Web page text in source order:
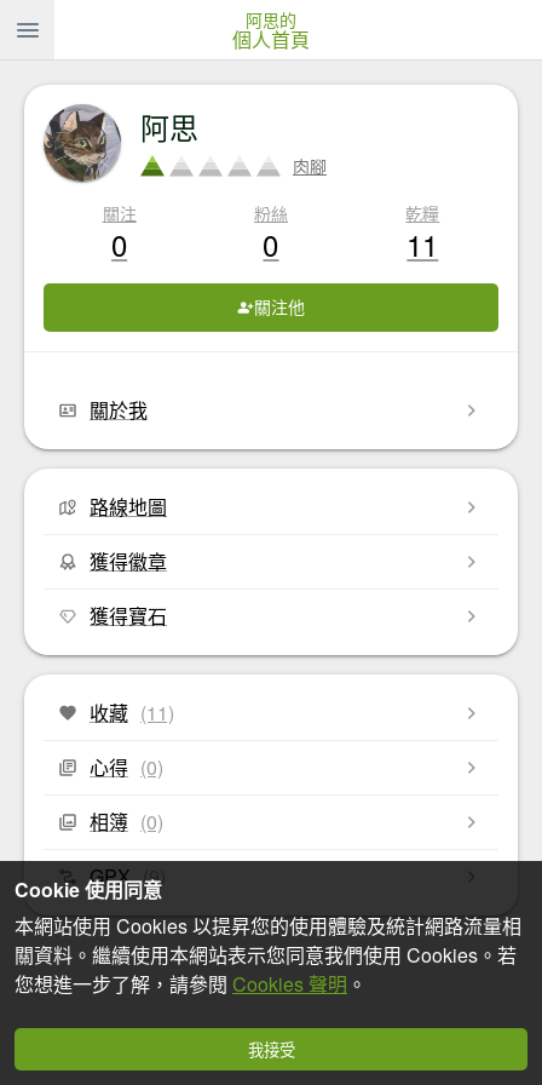
阿思的
個人首頁
阿思
肉腳
關注
0
粉絲
0
乾糧
11
關注他
關於我
路線地圖
獲得徽章
獲得寶石
收藏 (11)
心得 (0)
相簿 (0)
GPX (9)
Cookie 使用同意
本網站使用 Cookies 以提昇您的使用體驗及統計網路流量相
關資料。繼續使用本網站表示您同意我們使用 Cookies。若
您想進一步了解，請參閱 Cookies 聲明 。
我接受